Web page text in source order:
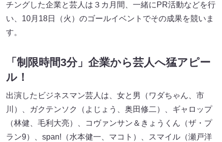
チングした企業と芸人は３カ月間、一緒にPR活動などを行
い、10月18日（火）のゴールイベントでその成果を競いま
す。
「制限時間3分」企業から芸人へ猛アピー
ル！
出演したビジネスマン芸人は、女と男（ワダちゃん、市
川）、ガクテンソク（よじょう、奥田修二）、ギャロップ
（林健、毛利大亮）、コヴァンサン＆きょうくん（ザ・プ
ラン9）、span!（水本健一、マコト）、スマイル（瀬戸洋